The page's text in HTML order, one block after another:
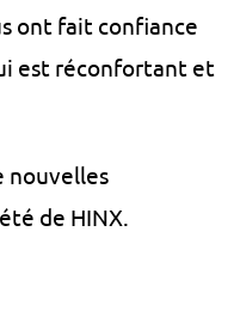
ont fait confiance
est réconfortant et
nouvelles
de HINX.